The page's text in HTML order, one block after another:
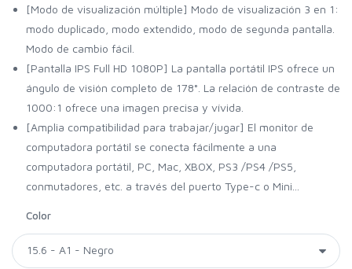
[Modo de visualización múltiple] Modo de visualización 3 en 1:
modo duplicado, modo extendido, modo de segunda pantalla.
Modo de cambio fácil.
[Pantalla IPS Full HD 1080P] La pantalla portátil IPS ofrece un
ángulo de visión completo de 178°. La relación de contraste de
1000:1 ofrece una imagen precisa y vívida.
[Amplia compatibilidad para trabajar/jugar] El monitor de
computadora portátil se conecta fácilmente a una
computadora portátil, PC, Mac, XBOX, PS3 /PS4 /PS5,
conmutadores, etc. a través del puerto Type-c o Mini...
Color